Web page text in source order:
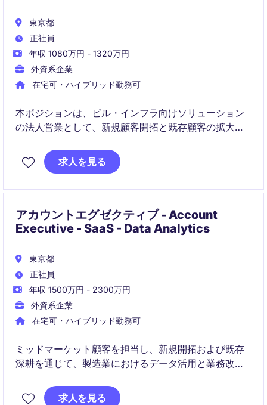
東京都
正社員
年収 1080万円 - 1320万円
外資系企業
在宅可・ハイブリッド勤務可
本ポジションは、ビル・インフラ向けソリューション
の法人営業として、新規顧客開拓と既存顧客の拡大を
成長と長期的な関係構築を推進します。
求人を見る
アカウントエグゼクティブ - Account
Executive - SaaS - Data Analytics
東京都
正社員
年収 1500万円 - 2300万円
外資系企業
在宅可・ハイブリッド勤務可
ミッドマーケット顧客を担当し、新規開拓および既存
深耕を通じて、製造業におけるデータ活用と業務改善
求人を見る